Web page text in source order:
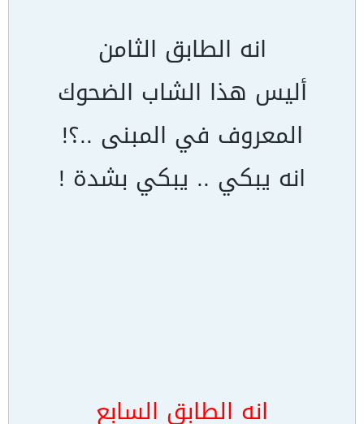
انه الطابق الثامن
أليس هذا الشاب الضحوك
المعروف في المبنى ..؟!
انه يبكي .. يبكي بشدة !
انه الطابق السابع